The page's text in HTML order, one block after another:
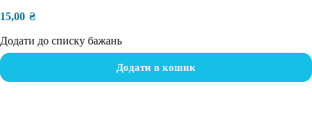
15,00 ₴
Додати до списку бажань
Додати в кошик